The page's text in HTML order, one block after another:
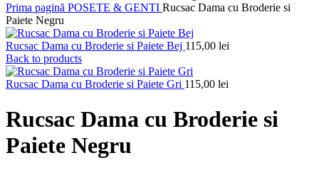
Prima pagină POSETE & GENTI Rucsac Dama cu Broderie si
Paiete Negru
Rucsac Dama cu Broderie si Paiete Bej 115,00 lei
Back to products
Rucsac Dama cu Broderie si Paiete Gri 115,00 lei
Rucsac Dama cu Broderie si
Paiete Negru